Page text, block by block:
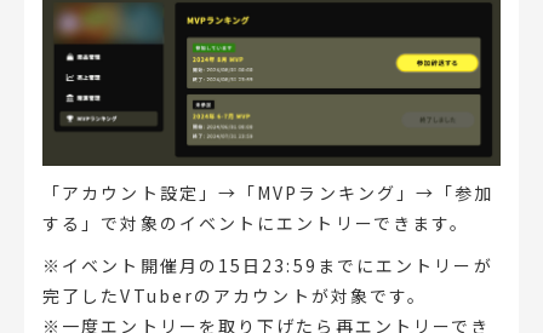
「アカウント設定」→「MVPランキング」→「参加
する」で対象のイベントにエントリーできます。
※イベント開催月の15日23:59までにエントリーが
完了したVTuberのアカウントが対象です。
※一度エントリーを取り下げたら再エントリーでき